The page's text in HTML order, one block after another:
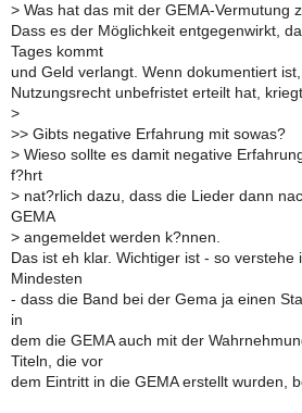
> Was hat das mit der GEMA-Vermutung
Dass es der Möglichkeit entgegenwirkt,
Tages kommt
und Geld verlangt. Wenn dokumentiert
Nutzungsrecht unbefristet erteilt hat,
>
>> Gibts negative Erfahrung mit sowas?
> Wieso sollte es damit negative
f?hrt
> nat?rlich dazu, dass die Lieder dann
GEMA
> angemeldet werden k?nnen.
Das ist eh klar. Wichtiger ist - so verstehe
Mindesten
- dass die Band bei der Gema ja einen
in
dem die GEMA auch mit der
Titeln, die vor
dem Eintritt in die GEMA erstellt wurden,